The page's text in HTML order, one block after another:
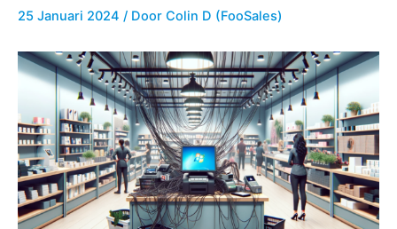
25 Januari 2024 / Door Colin D (FooSales)